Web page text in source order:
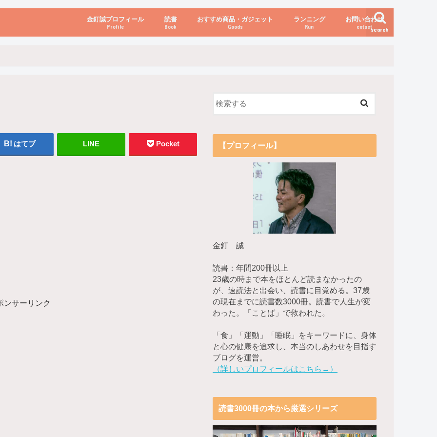
search
金釘誠プロフィール
Profile
読書
Book
おすすめ商品・ガジェット
Goods
ランニング
Run
お問い合わせ
cotact
はてブ LINE Pocket
ンサーリンク
【プロフィール】
金釘 誠
読書：年間200冊以上
23歳の時まで本をほとんど読まなかったの
が、速読法と出会い、読書に目覚める。37歳
の現在までに読書数3000冊。読書で人生が変
わった。「ことば」で救われた。
「食」「運動」「睡眠」をキーワードに、身体
と心の健康を追求し、本当のしあわせを目指す
ブログを運営。
（詳しいプロフィールはこちら→）
読書3000冊の本から厳選シリーズ